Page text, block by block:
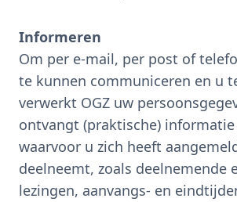
Informeren
Om per e-mail, per post of
te kunnen communiceren en u
verwerkt OGZ uw
ontvangt (praktische)
waarvoor u zich heeft
deelneemt, zoals deelnemende
lezingen, aanvangs- en